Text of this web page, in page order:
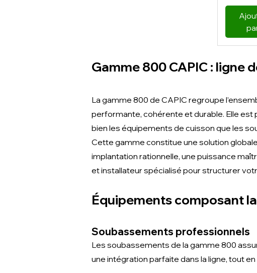
Gamme 800 CAPIC : ligne
La gamme 800 de CAPIC regroupe
performante, cohérente et durable. Elle
bien les équipements de cuisson que les
Cette gamme constitue une solution
implantation rationnelle, une puissance
et installateur spécialisé pour structurer
Équipements composant
Soubassements professionnels
Les soubassements de la gamme 800
une intégration parfaite dans la ligne, tout